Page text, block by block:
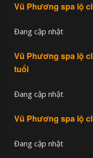
Vũ Phương spa lộ
Đang cập nhật
Vũ Phương spa lộ
tuổi
Đang cập nhật
Vũ Phương spa lộ
Đang cập nhật